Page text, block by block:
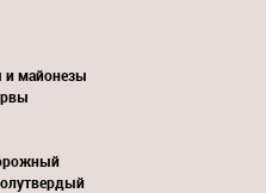
и майонезы